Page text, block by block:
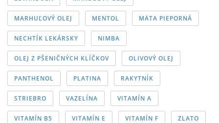
MARHUĽOVÝ OLEJ MENTOL MÄTA PIEPORNÁ
NECHTÍK LEKÁRSKY NIMBA
OLEJ Z PŠENIČNÝCH KLÍČKOV OLIVOVÝ OLEJ
PANTHENOL PLATINA RAKYTNÍK
STRIEBRO VAZELÍNA VITAMÍN A
VITAMÍN B5 VITAMÍN E VITAMÍN F ZLATO